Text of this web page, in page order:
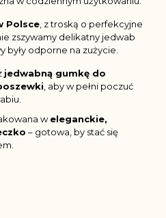
Polsce, z troską o perfekcyjne
zszywamy delikatny jedwab
były odporne na zużycie.
jedwabną gumkę do
, aby w pełni poczuć
weleganckie,
– gotowa, by stać się